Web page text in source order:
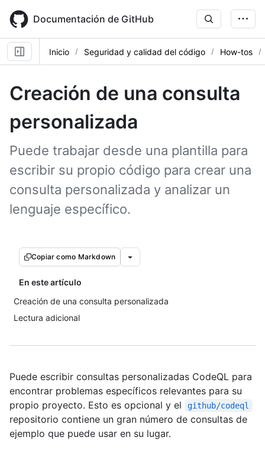
main
content
Documentación de GitHub
Inicio Seguridad y calidad del código How-tos
Creación de una consulta
personalizada
Puede trabajar desde una plantilla para
escribir su propio código para crear una
consulta personalizada y analizar un
lenguaje específico.
Copiar como Markdown
En este artículo
Creación de una consulta personalizada
Lectura adicional
Puede escribir consultas personalizadas CodeQL para
encontrar problemas específicos relevantes para su
propio proyecto. Esto es opcional y el
github/codeql
repositorio contiene un gran número de consultas de
ejemplo que puede usar en su lugar.